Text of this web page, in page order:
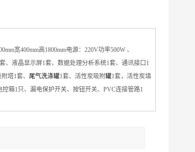
宽400mm高1800mm电源：220V功率500W 、
、 液晶显示屏1套、 数据处理分析系统1套、通讯接口 1
附塔1套、 尾气洗涤罐1套、活性炭吸附罐1套，活性炭填
控箱1只、漏电保护开关、按钮开关、PVC连接管路1